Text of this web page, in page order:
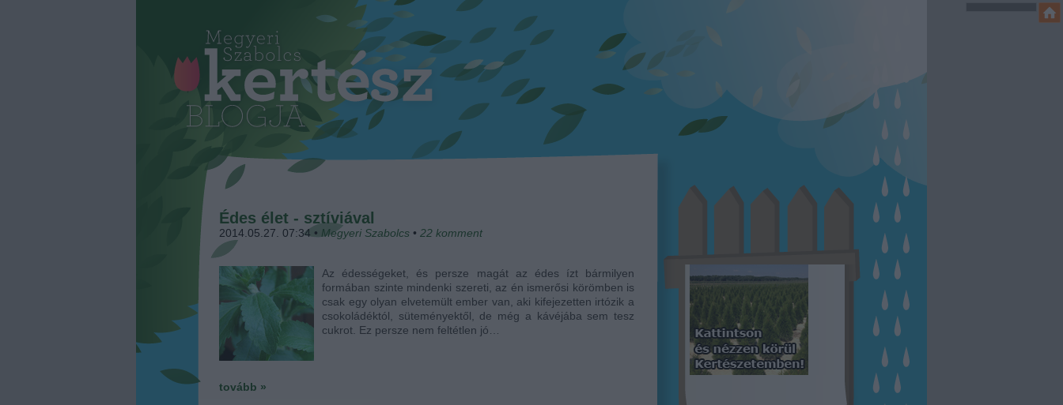
Édes élet - sztíviával
2014.05.27. 07:34 • Megyeri Szabolcs • 22 komment
Az édességeket, és persze magát az édes ízt bármilyen
formában szinte mindenki szereti, az én ismerősi körömben is
csak egy olyan elvetemült ember van, aki kifejezetten irtózik a
csokoládéktól, süteményektől, de még a kávéjába sem tesz
cukrot. Ez persze nem feltétlen jó…
tovább »